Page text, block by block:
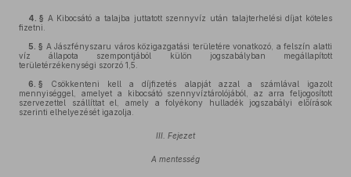
4. § A Kibocsátó a talajba juttatott szennyvíz után talajterhelési díjat köteles
fizetni.
5. § A Jászfényszaru város közigazgatási területére vonatkozó, a felszín alatti
víz állapota szempontjából külön jogszabályban megállapított
területérzékenységi szorzó 1,5.
6. § Csökkenteni kell a díjfizetés alapját azzal a számlával igazolt
mennyiséggel, amelyet a kibocsátó szennyvíztárolójából, az arra feljogosított
szervezettel szállíttat el, amely a folyékony hulladék jogszabályi előírások
szerinti elhelyezését igazolja.
III. Fejezet
A mentesség